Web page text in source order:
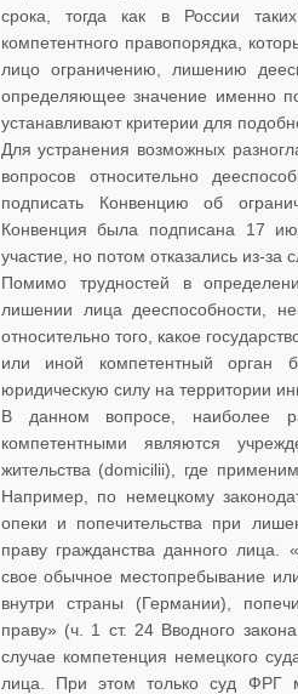
срока, тогда как в России
компетентного правопорядка,
лицо ограничению, лишению
определяющее значение именно
устанавливают критерии для
Для устранения возможных
вопросов относительно
подписать Конвенцию об
Конвенция была подписана 17
участие, но потом отказались из-за
Помимо трудностей в
лишении лица дееспособности,
относительно того, какое
или иной компетентный орган
юридическую силу на территории
В данном вопросе, наиболее
компетентными являются
жительства (domicilii), где
Например, по немецкому
опеки и попечительства при
праву гражданства данного лица.
свое обычное местопребывание
внутри страны (Германии),
праву» (ч. 1 ст. 24 Вводного
случае компетенция немецкого
лица. При этом только суд ФРГ